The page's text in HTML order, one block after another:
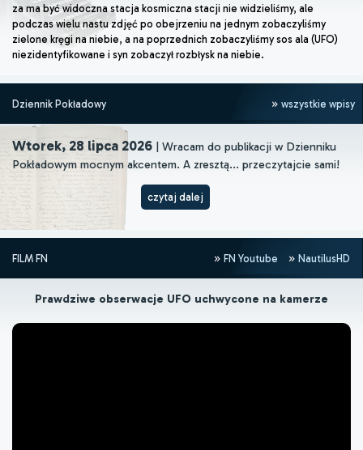
za ma być widoczna stacja kosmiczna stacji nie widzieliśmy, ale
podczas wielu nastu zdjęć po obejrzeniu na jednym zobaczyliśmy
zielone kręgi na niebie, a na poprzednich zobaczyliśmy sos ala (UFO)
niezidentyfikowane i syn zobaczył rozbłysk na niebie.
Dziennik Pokładowy wszystkie wpisy
Wtorek, 28 lipca 2026 | Wracam do publikacji w Dzienniku
Pokładowym mocnym akcentem. A zresztą... przeczytajcie sami!
czytaj dalej
FILM FN FN Youtube NautilusHD
Prawdziwe obserwacje UFO uchwycone na kamerze